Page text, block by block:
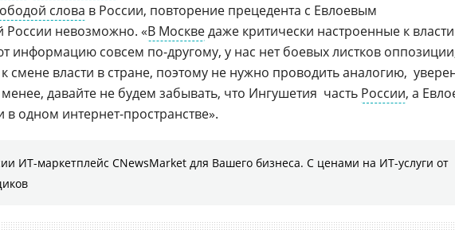
слова в России, повторение прецедента с Евлоевым
России невозможно. «В Москведаже критически настроенные к власти
информацию совсем по-другому, у нас нет боевых листков
власти в стране, поэтому не нужно проводить аналогию, 
давайте не будем забывать, что Ингушетия  часть России, а
в одном интернет-пространстве».
ИТ-маркетплейс CNewsMarket для Вашего бизнеса. С ценами на ИТ-услуги от